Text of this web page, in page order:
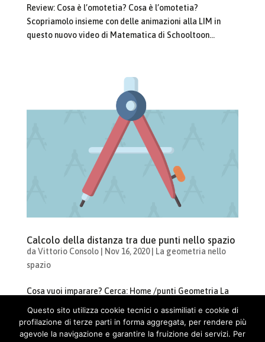
Review: Cosa è l’omotetia? Cosa è l’omotetia?
Scopriamolo insieme con delle animazioni alla LIM in
questo nuovo video di Matematica di Schooltoon...
Calcolo della distanza tra due punti nello spazio
da Vittorio Consolo| Nov 16, 2020|
La geometria nello
spazio
Cosa vuoi imparare? Cerca: Home /punti Geometria La
geometria nelo spazio Materia: Geometria Durata: 3:57
Review: Calcolo della distanza tra due punti nello spazio
Come si calcola la distanza tra due punti nello spazio?
Questo sito utilizza cookie tecnici o assimiliati e cookie di
profilazione di terze parti in forma aggregata, per rendere più
agevole la navigazione e garantire la fruizione dei servizi. Per